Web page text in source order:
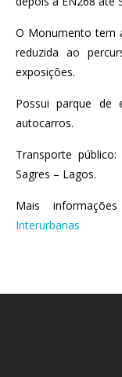
O Monumento tem
reduzida ao
exposições.
Possui parque de
autocarros.
Transporte
Sagres – Lagos.
Mais
Interurbanas